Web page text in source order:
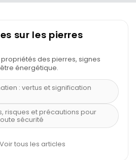
sur les pierres
des pierres, signes
énergétique.
: vertus et signification
risques et précautions pour
sécurité
bracelet de pierre
et ses pierres
Voir tous les articles